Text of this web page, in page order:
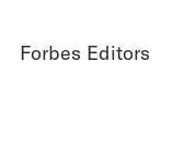
Forbes Editors